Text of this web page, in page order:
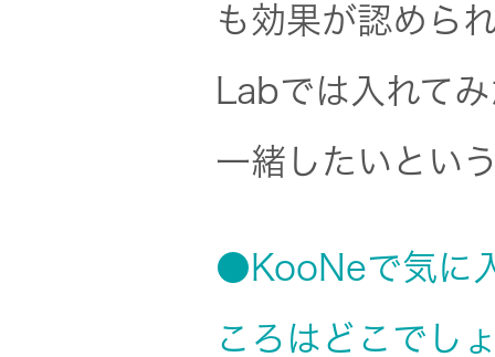
も効果が認めら
Labでは入れて
一緒したいとい
●KooNeで気に
ころはどこでし